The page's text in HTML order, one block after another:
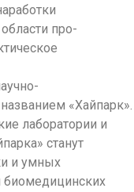
области про­
«Хайпарк».
лаборатории и
станут
и умных
биомедицинских